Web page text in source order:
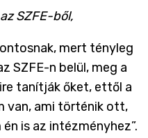
SZFE-ből,
mert tényleg
SZFE-n belül, meg a
tanítják őket, ettől a
van, ami történik ott,
is az intézményhez”.